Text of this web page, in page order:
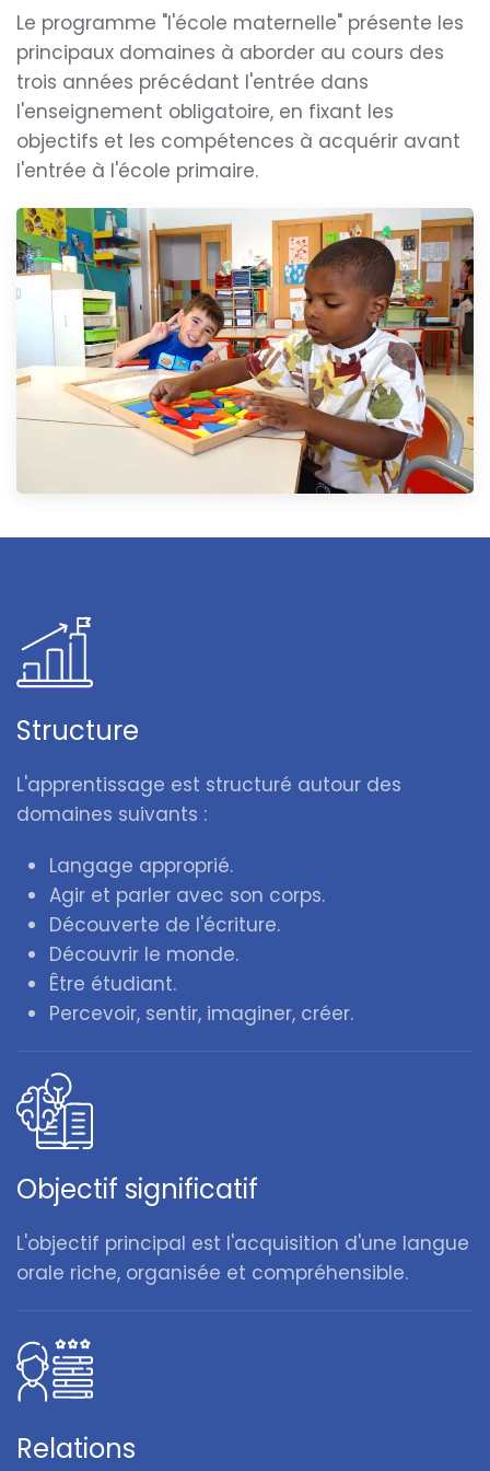
Le programme "l'école maternelle" présente les
principaux domaines à aborder au cours des
trois années précédant l'entrée dans
l'enseignement obligatoire, en fixant les
objectifs et les compétences à acquérir avant
l'entrée à l'école primaire.
Structure
L'apprentissage est structuré autour des
domaines suivants :
Langage approprié.
Agir et parler avec son corps.
Découverte de l'écriture.
Découvrir le monde.
Être étudiant.
Percevoir, sentir, imaginer, créer.
Objectif significatif
L'objectif principal est l'acquisition d'une langue
orale riche, organisée et compréhensible.
Relations